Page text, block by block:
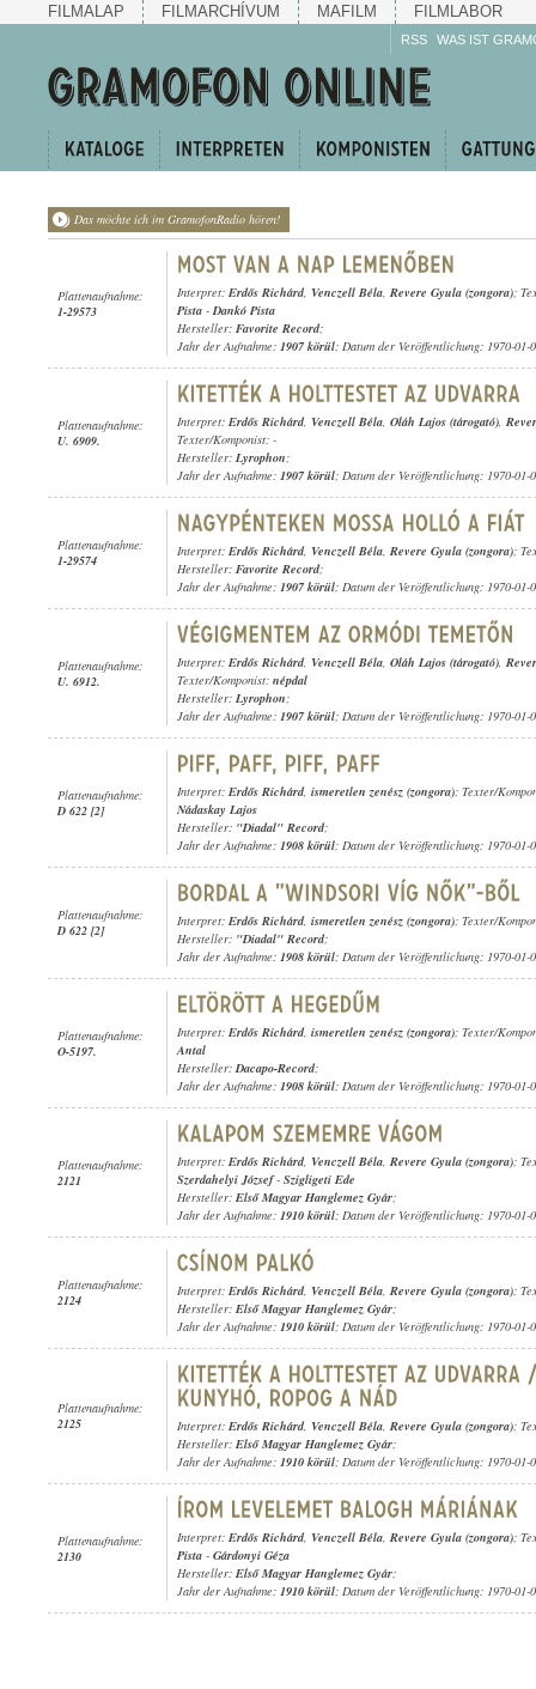
FILMALAP FILMARCHÍVUM MAFILM FILMLABOR
RSS WAS IST
Das möchte ich im GramofonRadio hören!
Plattenaufnahme:
1-29573
Interpret: Erdős Richárd, Venczell Béla, Revere Gyula (zongora);
Pista -Dankó Pista
Hersteller: Favorite Record;
Jahr der Aufnahme: 1907 körül; Datum der Veröffentlichung: 1970-01-
Plattenaufnahme:
U. 6909.
Interpret: Erdős Richárd, Venczell Béla, Oláh Lajos (tárogató),
Texter/Komponist: -
Hersteller: Lyrophon;
Jahr der Aufnahme: 1907 körül; Datum der Veröffentlichung: 1970-01-
Plattenaufnahme:
1-29574
Interpret: Erdős Richárd, Venczell Béla, Revere Gyula (zongora);
Hersteller: Favorite Record;
Jahr der Aufnahme: 1907 körül; Datum der Veröffentlichung: 1970-01-
Plattenaufnahme:
U. 6912.
Interpret: Erdős Richárd, Venczell Béla, Oláh Lajos (tárogató),
Texter/Komponist: népdal
Hersteller: Lyrophon;
Jahr der Aufnahme: 1907 körül; Datum der Veröffentlichung: 1970-01-
Plattenaufnahme:
D 622 [2]
Interpret: Erdős Richárd, ismeretlen zenész (zongora); Texter/
Nádaskay Lajos
Hersteller: "Diadal" Record;
Jahr der Aufnahme: 1908 körül; Datum der Veröffentlichung: 1970-01-
Plattenaufnahme:
D 622 [2]
Interpret: Erdős Richárd, ismeretlen zenész (zongora); Texter/
Hersteller: "Diadal" Record;
Jahr der Aufnahme: 1908 körül; Datum der Veröffentlichung: 1970-01-
Plattenaufnahme:
O-5197.
Interpret: Erdős Richárd, ismeretlen zenész (zongora); Texter/
Antal
Hersteller:Dacapo-Record;
Jahr der Aufnahme: 1908 körül; Datum der Veröffentlichung: 1970-01-
Plattenaufnahme:
2121
Interpret: Erdős Richárd, Venczell Béla, Revere Gyula (zongora);
Szerdahelyi József- Szigligeti Ede
Hersteller: Első Magyar Hanglemez Gyár;
Jahr der Aufnahme: 1910 körül; Datum der Veröffentlichung: 1970-01-
Plattenaufnahme:
2124
Interpret: Erdős Richárd, Venczell Béla, Revere Gyula (zongora);
Hersteller: Első Magyar Hanglemez Gyár;
Jahr der Aufnahme: 1910 körül; Datum der Veröffentlichung: 1970-01-
Plattenaufnahme:
2125
Interpret: Erdős Richárd, Venczell Béla, Revere Gyula (zongora);
Hersteller: Első Magyar Hanglemez Gyár;
Jahr der Aufnahme: 1910 körül; Datum der Veröffentlichung: 1970-01-
Plattenaufnahme:
2130
Interpret: Erdős Richárd, Venczell Béla, Revere Gyula (zongora);
Pista - Gárdonyi Géza
Hersteller: Első Magyar Hanglemez Gyár;
Jahr der Aufnahme: 1910 körül; Datum der Veröffentlichung: 1970-01-